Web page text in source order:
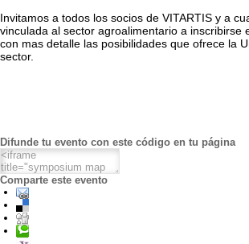
Invitamos a todos los socios de VITARTIS y a
vinculada al sector agroalimentario a inscribirse
con mas detalle las posibilidades que ofrece la
sector.
Difunde tu evento con este código en tu página
Comparte este evento